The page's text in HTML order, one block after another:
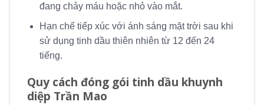
đang chảy máu hoặc nhỏ vào mắt.
Hạn chế tiếp xúc với ánh sáng mặt trời sau khi
sử dụng tinh dầu thiên nhiên từ 12 đến 24
tiếng.
Quy cách đóng gói tinh dầu khuynh
diệp Trần Mao